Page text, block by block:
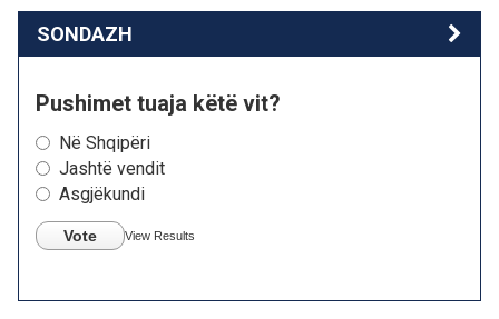
SONDAZH
Pushimet tuaja këtë vit?
Në Shqipëri
Jashtë vendit
Asgjëkundi
Vote View Results